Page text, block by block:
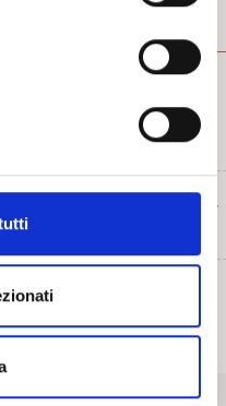
sia violenza”
di Modena,
ADHD e dell’autismo.
27/02/2026
dei genitori di
10/2025